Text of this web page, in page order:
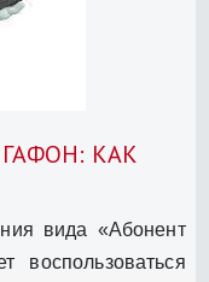
КАК
вида «Абонент
воспользоваться